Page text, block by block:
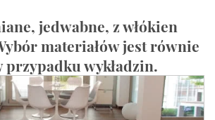
jedwabne, z włókien
materiałów jest równie
przypadku wykładzin.